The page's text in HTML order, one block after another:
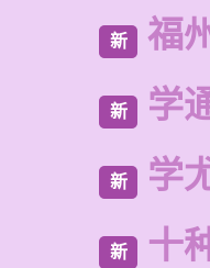
新 福
新 学
新 学
新 十